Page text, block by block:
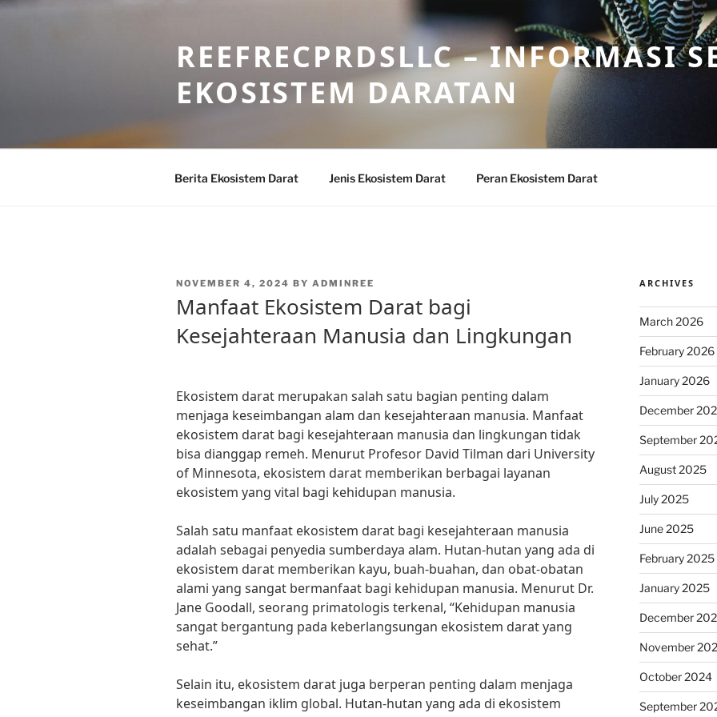
Skip
REEFRECPRDSLLC – INFORMASI
EKOSISTEM DARATAN
Berita Ekosistem Darat Jenis Ekosistem Darat Peran Ekosistem Darat
POSTED
NOVEMBER 4, 2024 BY ADMINREE
Manfaat Ekosistem Darat bagi
Kesejahteraan Manusia dan Lingkungan
Ekosistem darat merupakan salah satu bagian penting dalam
menjaga keseimbangan alam dan kesejahteraan manusia. Manfaat
ekosistem darat bagi kesejahteraan manusia dan lingkungan tidak
bisa dianggap remeh. Menurut Profesor David Tilman dari University
of Minnesota, ekosistem darat memberikan berbagai layanan
ekosistem yang vital bagi kehidupan manusia.
Salah satu manfaat ekosistem darat bagi kesejahteraan manusia
adalah sebagai penyedia sumberdaya alam. Hutan-hutan yang ada di
ekosistem darat memberikan kayu, buah-buahan, dan obat-obatan
alami yang sangat bermanfaat bagi kehidupan manusia. Menurut Dr.
Jane Goodall, seorang primatologis terkenal, “Kehidupan manusia
sangat bergantung pada keberlangsungan ekosistem darat yang
sehat.”
Selain itu, ekosistem darat juga berperan penting dalam menjaga
keseimbangan iklim global. Hutan-hutan yang ada di ekosistem
ARCHIVES
March 2026
February 2026
January 2026
December
September
August 2025
July 2025
June 2025
February 2025
January 2025
December
November
October 2024
September